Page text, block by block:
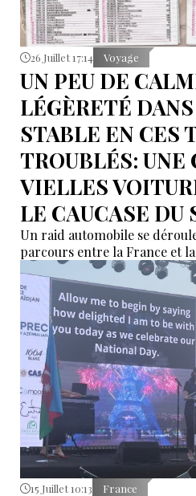
26 Juillet 17:14 Voyage
UN PEU DE
LÉGÈRETÉ
STABLE EN CES
TROUBLÉS: UNE
VIELLES
LE CAUCASE DU
Un raid automobile se
parcours entre la France et
15 Juillet 10:13 France